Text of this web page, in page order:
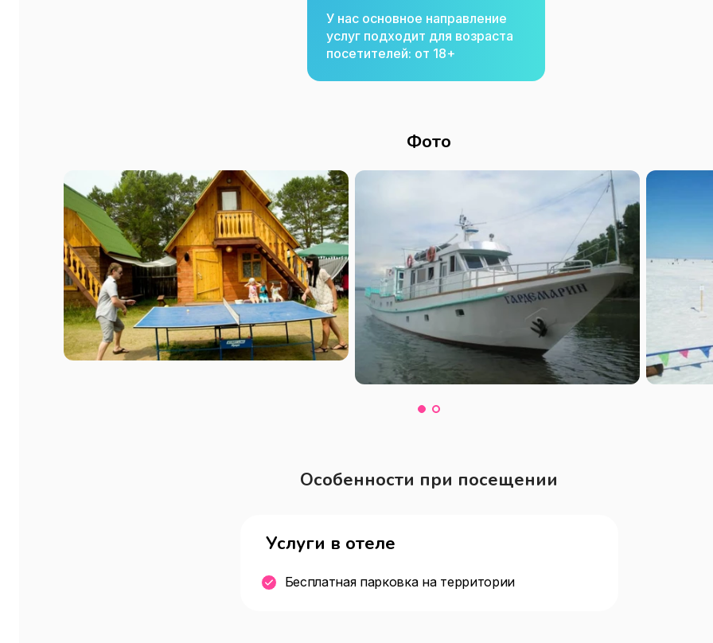
У нас основное направление
услуг подходит для возраста
посетителей: от 18+
Фото
Особенности при посещении
Услуги в отеле
Бесплатная парковка на территории